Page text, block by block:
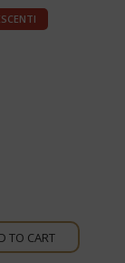
TO CART